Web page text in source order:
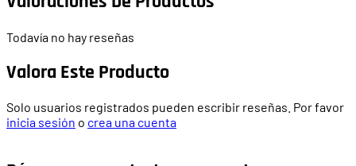
Todavía no hay reseñas
Valora Este Producto
Solo usuarios registrados pueden escribir reseñas. Por favor
inicia sesión o crea una cuenta